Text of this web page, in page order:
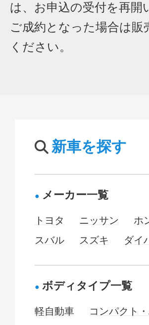
は、お申込の受付を再開
ご成約となった場合は
ください。
新車を探す
メーカー一覧
トヨタ ニッサン ホ
スバル
スズキ ダイ
ボディタイプ一覧
軽自動車
コンパクト